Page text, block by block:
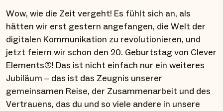
Wow, wie die Zeit vergeht! Es fühlt sich an, als
hätten wir erst gestern angefangen, die Welt der
digitalen Kommunikation zu revolutionieren, und
jetzt feiern wir schon den 20. Geburtstag von Clever
Elements®! Das ist nicht einfach nur ein weiteres
Jubiläum – das ist das Zeugnis unserer
gemeinsamen Reise, der Zusammenarbeit und des
Vertrauens, das du und so viele andere in unsere